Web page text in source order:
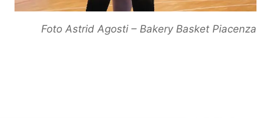
Foto Astrid Agosti – Bakery Basket Piacenza